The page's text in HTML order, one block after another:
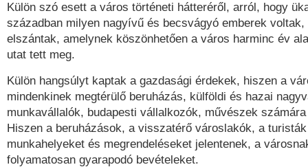
Külön szó esett a város történeti hátteréről, arról, hogy
században milyen nagyívű és becsvágyó emberek voltak,
elszántak, amelynek köszönhetően a város harminc év
utat tett meg.
Külön hangsúlyt kaptak a gazdasági érdekek, hiszen a
mindenkinek megtérülő beruházás, külföldi és hazai
munkavállalók, budapesti vállalkozók, művészek
Hiszen a beruházások, a visszatérő városlakók, a
munkahelyeket és megrendeléseket jelentenek, a
folyamatosan gyarapodó bevételeket.